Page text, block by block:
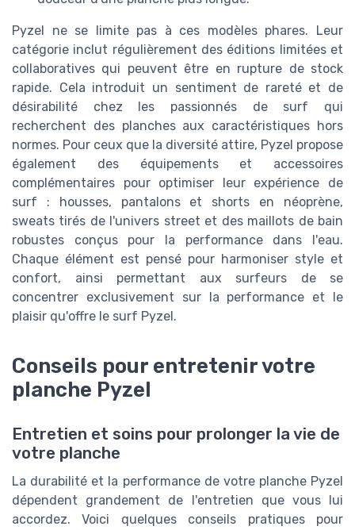
Pyzel ne se limite pas à ces modèles phares. Leur
catégorie inclut régulièrement des éditions limitées et
collaboratives qui peuvent être en rupture de stock
rapide. Cela introduit un sentiment de rareté et de
désirabilité chez les passionnés de surf qui
recherchent des planches aux caractéristiques hors
normes. Pour ceux que la diversité attire, Pyzel propose
également des équipements et accessoires
complémentaires pour optimiser leur expérience de
surf : housses, pantalons et shorts en néoprène,
sweats tirés de l'univers street et des maillots de bain
robustes conçus pour la performance dans l'eau.
Chaque élément est pensé pour harmoniser style et
confort, ainsi permettant aux surfeurs de se
concentrer exclusivement sur la performance et le
plaisir qu'offre le surf Pyzel.
Conseils pour entretenir votre
planche Pyzel
Entretien et soins pour prolonger la vie de
votre planche
La durabilité et la performance de votre planche Pyzel
dépendent grandement de l'entretien que vous lui
accordez. Voici quelques conseils pratiques pour